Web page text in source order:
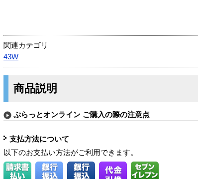
関連カテゴリ
43W
商品説明
ぷらっとオンライン ご購入の際の注意点
支払方法について
以下のお支払い方法がご利用できます。